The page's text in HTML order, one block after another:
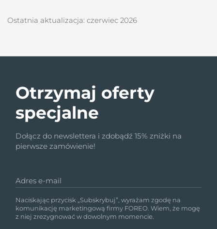
Ostatnia aktualizacja: czerwiec 2026
Otrzymaj oferty
specjalne
Dołącz do newslettera i zdobądź 15% zniżki na
pierwsze zamówienie!
Adres e-mail
Naciskając przycisk „Subskrybuj”, wyrażam zgodę na
komunikację marketingową firmy FOREO. Wiem, że mogę
z niej zrezygnować w dowolnym momencie.